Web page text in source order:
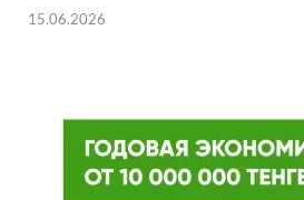
15.06.2026